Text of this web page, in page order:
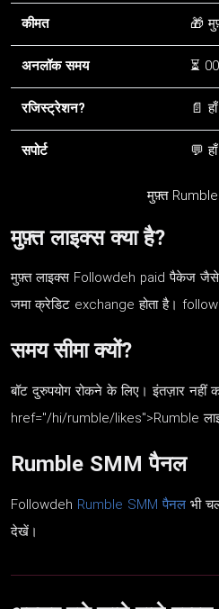
कीमत
🎁
अनलॉक समय
⏳
रजिस्ट्रेशन?
📄 हाँ
सपोर्ट
💬 हाँ
मुफ़्त
मुफ़्त लाइक्स क्या है?
मुफ़्त लाइक्स Followdeh paid पैकेज
जमा क्रेडिट exchange होता है।
समय सीमा क्यों?
बॉट दुरुपयोग रोकने के लिए। इंतज़ार नहीं
href="/hi/rumble/likes">Rumble
Rumble SMM पैनल
Followdeh Rumble SMM पैनल भी
देखें।